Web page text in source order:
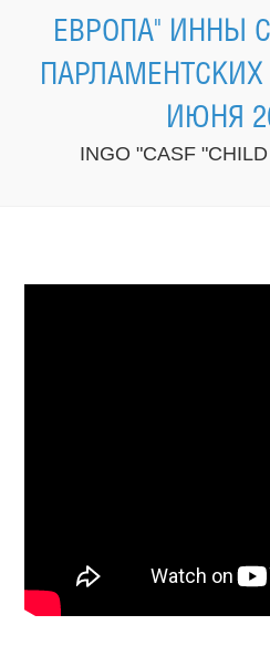
ЕВРОПА" ИННЫ
ИЮНЯ
INGO "CASF